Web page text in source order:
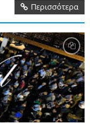
Περισσότερα